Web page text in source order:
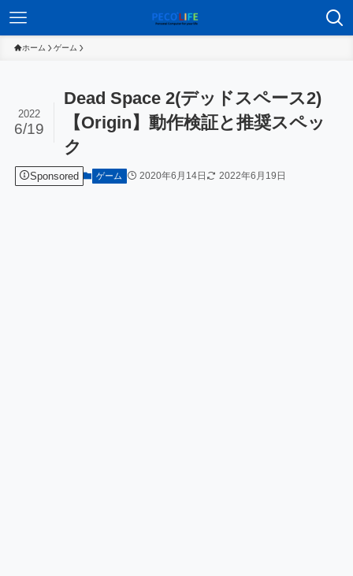
ホーム ゲーム
Dead Space 2(デッドスペース2)
【Origin】動作検証と推奨スペッ
ク
2022
6/19
Sponsored ゲーム 2020年6月14日 2022年6月19日